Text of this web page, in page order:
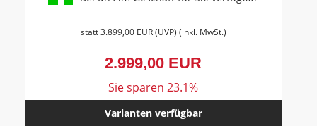
statt3.899,00 EUR(UVP) (inkl. MwSt.)
2.999,00 EUR
Sie sparen 23.1%
Varianten verfügbar